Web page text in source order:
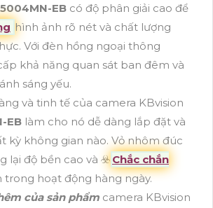
EB có độ phân giải cao để
hình ảnh rõ nét và chất lượng
Với đèn hồng ngoại thông
khả năng quan sát ban đêm và
sáng yếu.
và tinh tế của camera KBvision
EB làm cho nó dễ dàng lắp đặt và
kỳ không gian nào. Vỏ nhôm đúc
lại độ bền cao và ☣️ Chắc chắn
trong hoạt động hàng ngày.
của sản phẩm camera KBvision